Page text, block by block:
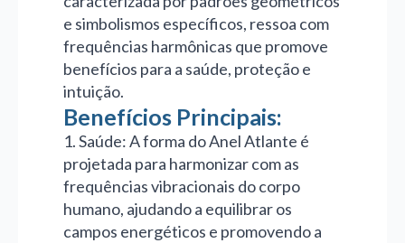
e simbolismos específicos, ressoa com
frequências harmônicas que promove
benefícios para a saúde, proteção e
intuição.
Benefícios Principais:
1. Saúde: A forma do Anel Atlante é
projetada para harmonizar com as
frequências vibracionais do corpo
humano, ajudando a equilibrar os
campos energéticos e promovendo a